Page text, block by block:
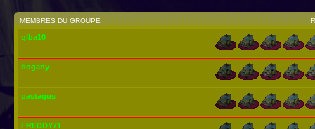
MEMBRES DU GROUPE
giba10
bogany
pastagus
FREDDY71